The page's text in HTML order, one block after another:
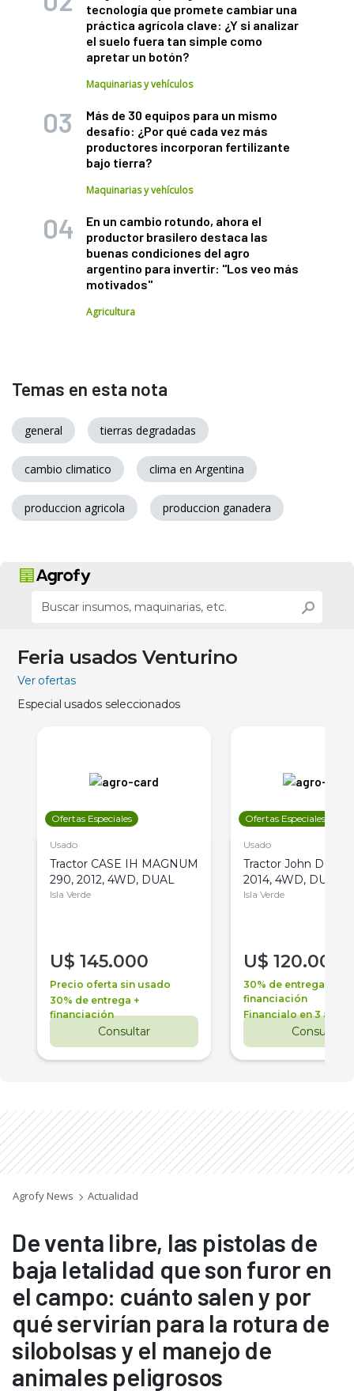
tecnología que promete cambiar una
práctica agrícola clave: ¿Y si analizar
el suelo fuera tan simple como
apretar un botón?
Maquinarias y vehículos
Más de 30 equipos para un mismo
desafío: ¿Por qué cada vez más
productores incorporan fertilizante
bajo tierra?
Maquinarias y vehículos
En un cambio rotundo, ahora el
productor brasilero destaca las
buenas condiciones del agro
argentino para invertir: "Los veo más
motivados"
Agricultura
Temas en esta nota
general tierras degradadas
cambio climatico clima en Argentina
produccion agricola produccion ganadera
Feria usados Venturino
Ver ofertas
Especial usados seleccionados
Ofertas Especiales
Usado
Tractor CASE IH MAGNUM
290, 2012, 4WD, DUAL
Isla Verde
U$ 145.000
Precio oferta sin usado
30% de entrega +
financiación
Consultar
Ofertas Especiales
Usado
Tractor John Deere
2014, 4WD, DUAL
Isla Verde
U$ 120.000
30% de entrega +
financiación
Financialo en 3 años
Consultar
Agrofy News Actualidad
De venta libre, las pistolas de
baja letalidad que son furor en
el campo: cuánto salen y por
qué servirían para la rotura de
silobolsas y el manejo de
animales peligrosos